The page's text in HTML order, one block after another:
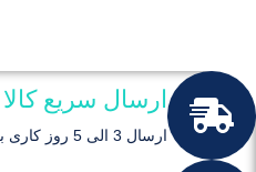
ارسال سریع کالا
ارسال 3 الی 5 روز کاری به سراسر نقاط کشور